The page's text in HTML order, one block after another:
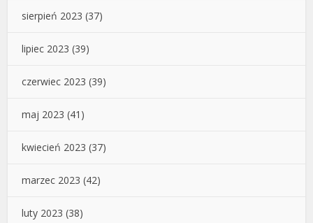
sierpień 2023 (37)
lipiec 2023 (39)
czerwiec 2023 (39)
maj 2023 (41)
kwiecień 2023 (37)
marzec 2023 (42)
luty 2023 (38)